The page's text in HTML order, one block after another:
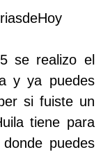
se realizo el
y ya puedes
si fuiste un
tiene para
puedes